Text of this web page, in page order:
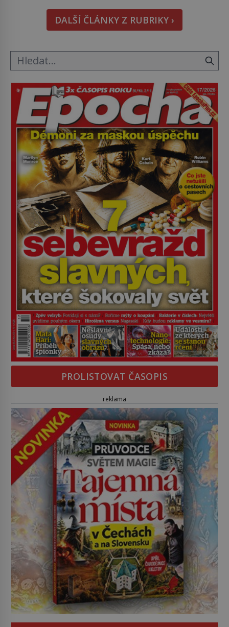
znetvořené válkou, tresty nebo nehodami. Jejich
metody jsou překvapivě promyšlené a některé
principy používají chirurgové dodnes. Úplně první
DALŠÍ ČLÁNKY Z RUBRIKY ›
PROLISTOVAT ČASOPIS
reklama